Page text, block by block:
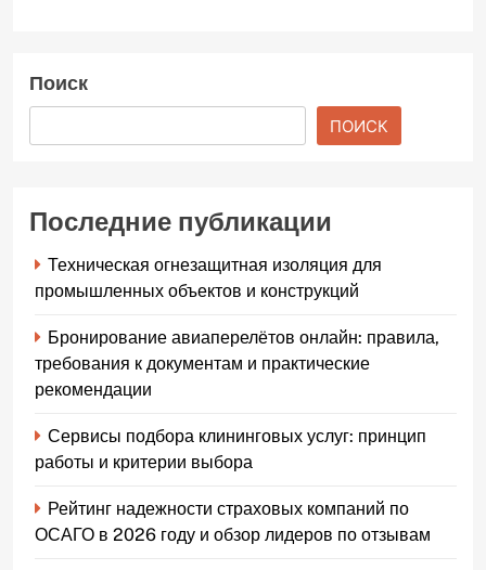
Поиск
ПОИСК
Последние публикации
Техническая огнезащитная изоляция для
промышленных объектов и конструкций
Бронирование авиаперелётов онлайн: правила,
требования к документам и практические
рекомендации
Сервисы подбора клининговых услуг: принцип
работы и критерии выбора
Рейтинг надежности страховых компаний по
ОСАГО в 2026 году и обзор лидеров по отзывам